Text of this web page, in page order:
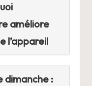
améliore
l’appareil
dimanche :